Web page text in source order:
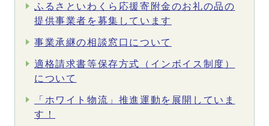
ふるさといわくら応援寄附金のお礼の品の
提供事業者を募集しています
事業承継の相談窓口について
適格請求書等保存方式（インボイス制度）
について
「ホワイト物流」推進運動を展開していま
す！